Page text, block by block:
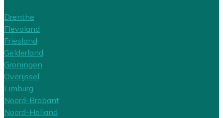
Drenthe
Flevoland
Friesland
Gelderland
Groningen
Overijssel
Limburg
Noord-Brabant
Noord-Holland